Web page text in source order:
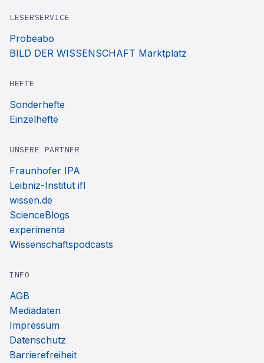
LESERSERVICE
Probeabo
BILD DER WISSENSCHAFT Marktplatz
HEFTE
Sonderhefte
Einzelhefte
UNSERE PARTNER
Fraunhofer IPA
Leibniz-Institut ifl
wissen.de
ScienceBlogs
experimenta
Wissenschaftspodcasts
INFO
AGB
Mediadaten
Impressum
Datenschutz
Barrierefreiheit